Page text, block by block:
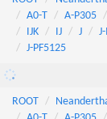
A0-T
A-P305
IJK
IJ J
J-PF5125
ROOT